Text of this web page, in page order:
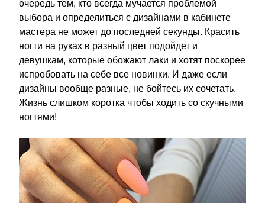
очередь тем, кто всегда мучается проблемой
выбора и определиться с дизайнами в кабинете
мастера не может до последней секунды. Красить
ногти на руках в разный цвет подойдет и
девушкам, которые обожают лаки и хотят поскорее
испробовать на себе все новинки. И даже если
дизайны вообще разные, не бойтесь их сочетать.
Жизнь слишком коротка чтобы ходить со скучными
ногтями!